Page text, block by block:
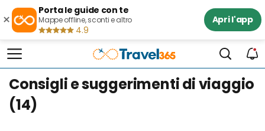
×
Porta le guide con te
Mappe offline, sconti e altro
4.9
Apri l'app
Consigli e suggerimenti di viaggio
(14)